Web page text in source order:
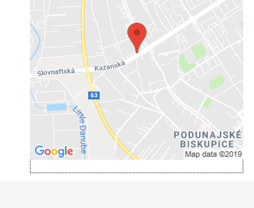
Prajete si načítať externý obsah?
Povoliť tentokrát
Povoliť a zapamätať - súhlas s
druhom cookie: Funkčné
Otvoriť obsah v novom okne